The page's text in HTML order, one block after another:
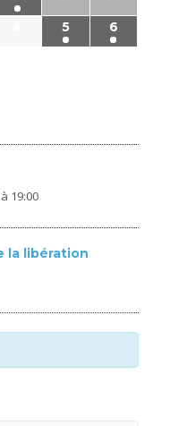
5 6
19:00
la libération